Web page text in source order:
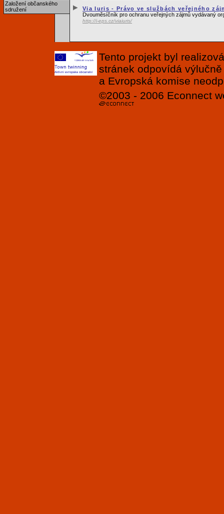
Založení občanského
sdružení
Via Iuris - Právo ve službách veřejného
Dvouměsíčník pro ochranu veřejných zájmů vydávaný
http://i-eps.cz/viaiuris/
Tento projekt byl
stránek odpovídá
a Evropská komise
©2003 - 2006 Econnect